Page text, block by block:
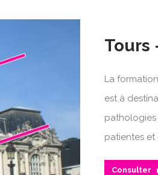
Tours
La
est à
pathologies
patientes et
Consulter